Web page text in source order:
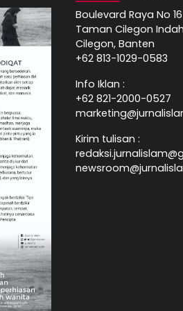
Boulevard Raya No 16
Taman Cilegon
Cilegon, Banten
+62 813-1029-0583
Info Iklan :
+62 821-2000-0527
Kirim tulisan :